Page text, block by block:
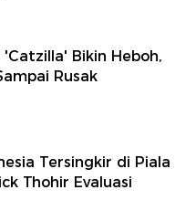
'Catzilla' Bikin Heboh,
Rusak
Tersingkir di Piala
Thohir Evaluasi